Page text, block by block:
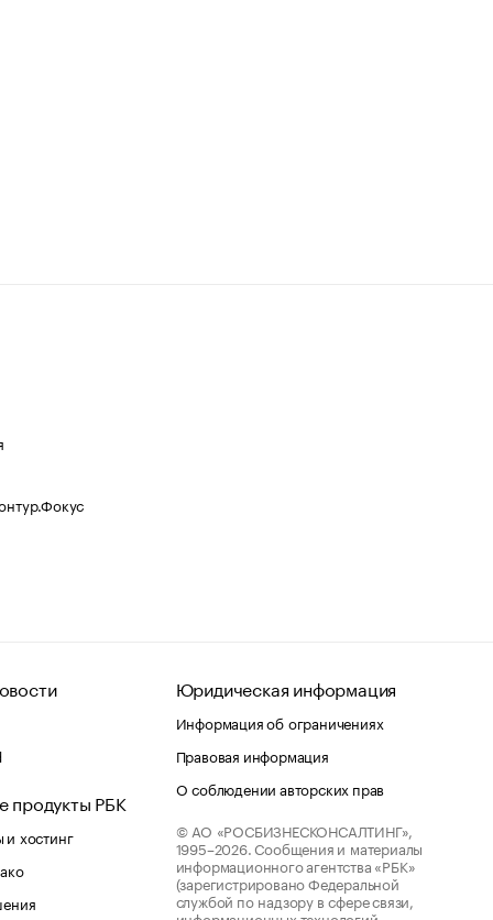
продукты РБК
хостинг
Юридическая информация
Информация об ограничениях
Правовая информация
О соблюдении авторских прав
© АО «РОСБИЗНЕСКОНСАЛТИНГ»,
1995–2026. Сообщения и материалы
информационного агентства «РБК»
(зарегистрировано Федеральной
службой по надзору в сфере связи,